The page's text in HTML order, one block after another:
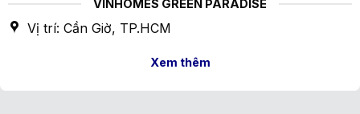
VINHOMES GREEN PARADISE
Vị trí: Cần Giờ, TP.HCM
Xem thêm